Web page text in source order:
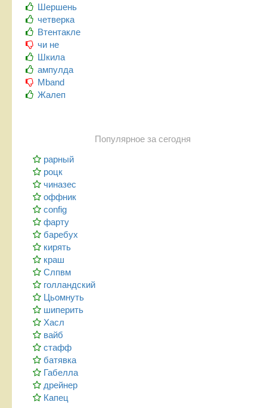
Шершень
четверка
Втентакле
чи не
Шкила
ампулда
Mband
Жалеп
Популярное за сегодня
рарный
роцк
чиназес
оффник
config
фарту
баребух
кирять
краш
Слпвм
голландский
Цьомнуть
шиперить
Хасл
вайб
стафф
батявка
Габелла
дрейнер
Капец